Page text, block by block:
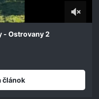
- Ostrovany 2
článok